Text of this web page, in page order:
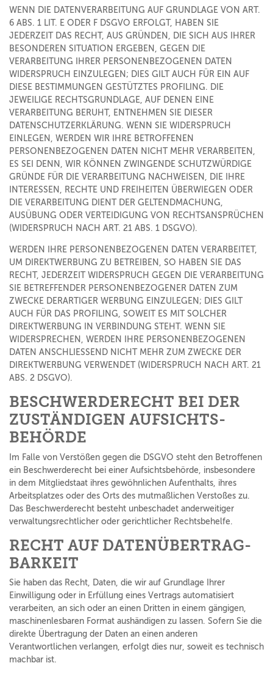
WENN DIE DATENVERARBEITUNG AUF GRUNDLAGE VON ART.
6 ABS. 1 LIT. E ODER F DSGVO ERFOLGT, HABEN SIE
JEDERZEIT DAS RECHT, AUS GRÜNDEN, DIE SICH AUS IHRER
BESONDEREN SITUATION ERGEBEN, GEGEN DIE
VERARBEITUNG IHRER PERSONENBEZOGENEN DATEN
WIDERSPRUCH EINZULEGEN; DIES GILT AUCH FÜR EIN AUF
DIESE BESTIMMUNGEN GESTÜTZTES PROFILING. DIE
JEWEILIGE RECHTSGRUNDLAGE, AUF DENEN EINE
VERARBEITUNG BERUHT, ENTNEHMEN SIE DIESER
DATENSCHUTZERKLÄRUNG. WENN SIE WIDERSPRUCH
EINLEGEN, WERDEN WIR IHRE BETROFFENEN
PERSONENBEZOGENEN DATEN NICHT MEHR VERARBEITEN,
ES SEI DENN, WIR KÖNNEN ZWINGENDE SCHUTZWÜRDIGE
GRÜNDE FÜR DIE VERARBEITUNG NACHWEISEN, DIE IHRE
INTERESSEN, RECHTE UND FREIHEITEN ÜBERWIEGEN ODER
DIE VERARBEITUNG DIENT DER GELTENDMACHUNG,
AUSÜBUNG ODER VERTEIDIGUNG VON RECHTSANSPRÜCHEN
(WIDERSPRUCH NACH ART. 21 ABS. 1 DSGVO).
WERDEN IHRE PERSONENBEZOGENEN DATEN VERARBEITET,
UM DIREKTWERBUNG ZU BETREIBEN, SO HABEN SIE DAS
RECHT, JEDERZEIT WIDERSPRUCH GEGEN DIE VERARBEITUNG
SIE BETREFFENDER PERSONENBEZOGENER DATEN ZUM
ZWECKE DERARTIGER WERBUNG EINZULEGEN; DIES GILT
AUCH FÜR DAS PROFILING, SOWEIT ES MIT SOLCHER
DIREKTWERBUNG IN VERBINDUNG STEHT. WENN SIE
WIDERSPRECHEN, WERDEN IHRE PERSONENBEZOGENEN
DATEN ANSCHLIESSEND NICHT MEHR ZUM ZWECKE DER
DIREKTWERBUNG VERWENDET (WIDERSPRUCH NACH ART. 21
ABS. 2 DSGVO).
BESCHWERDE­RECHT BEI DER
ZUSTÄNDIGEN AUFSICHTS­
BEHÖRDE
Im Falle von Verstößen gegen die DSGVO steht den Betroffenen
ein Beschwerderecht bei einer Aufsichtsbehörde, insbesondere
in dem Mitgliedstaat ihres gewöhnlichen Aufenthalts, ihres
Arbeitsplatzes oder des Orts des mutmaßlichen Verstoßes zu.
Das Beschwerderecht besteht unbeschadet anderweitiger
verwaltungsrechtlicher oder gerichtlicher Rechtsbehelfe.
RECHT AUF DATEN­ÜBERTRAG­
BARKEIT
Sie haben das Recht, Daten, die wir auf Grundlage Ihrer
Einwilligung oder in Erfüllung eines Vertrags automatisiert
verarbeiten, an sich oder an einen Dritten in einem gängigen,
maschinenlesbaren Format aushändigen zu lassen. Sofern Sie die
direkte Übertragung der Daten an einen anderen
Verantwortlichen verlangen, erfolgt dies nur, soweit es technisch
machbar ist.